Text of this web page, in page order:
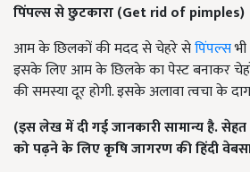
पिंपल्स से छुटकारा (Get rid of pimples)
आम के छिलकों की मदद से चेहरे सेपिंपल्स
इसके लिए आम के छिलके का पेस्ट बनाकर
की समस्या दूर होगी. इसके अलावा त्वचा के
(इस लेख में दी गई जानकारी सामान्य है.
को पढ़ने के लिए कृषि जागरण की हिंदी